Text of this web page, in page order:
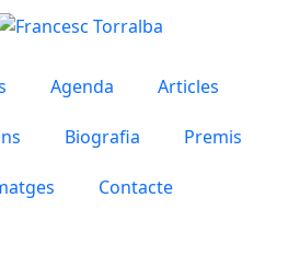
Agenda Articles
Biografia Premis
Contacte